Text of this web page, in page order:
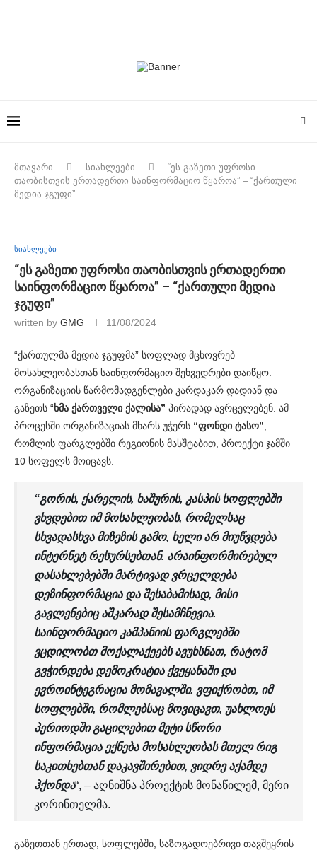
მთავარი სიახლეები
“ეს გაზეთი უფროსი
თაობისთვის ერთადერთი საინფორმაციო წყაროა” – “ქართული
მედია ჯგუფი”
სიახლეები
“ეს გაზეთი უფროსი თაობისთვის ერთადერთი
საინფორმაციო წყაროა” – “ქართული მედია
ჯგუფი”
written by GMG 11/08/2024
“ქართულმა მედია ჯგუფმა” სოფლად მცხოვრებ
მოსახლეობასთან საინფორმაციო შეხვედრები დაიწყო.
ორგანიზაციის წარმომადგენლები კარდაკარ დადიან და
გაზეთს “ხმა ქართველი ქალისა” პირადად ავრცელებენ. ამ
პროცესში ორგანიზაციას მხარს უჭერს “ფონდი ტასო”
რომლის ფარგლებში რეგიონის მასშტაბით, პროექტი ჯამში
10 სოფელს მოიცავს.
“გორის, ქარელის, ხაშურის, კასპის სოფლებში
ვხვდებით იმ მოსახლეობას, რომელსაც
სხვადასხვა მიზეზის გამო, ხელი არ მიუწვდება
ინტერნეტ რესურსებთან. არაინფორმირებულ
დასახლებებში მარტივად ვრცელდება
დეზინფორმაცია და შესაბამისად, მისი
გავლენებიც აშკარად შესამჩნევია.
საინფორმაციო კამპანიის ფარგლებში
ვცდილობთ მოქალაქეებს ავუხსნათ, რატომ
გვჭირდება დემოკრატია ქვეყანაში და
ევროინტეგრაცია მომავალში. ვფიქრობთ, იმ
სოფლებში, რომლებსაც მოვიცავთ, უახლოეს
პერიოდში გაცილებით მეტი სწორი
ინფორმაცია ექნება მოსახლეობას მთელ რიგ
საკითხებთან დაკავშირებით, ვიდრე აქამდე
ჰქონდა“, – აღნიშნა პროექტის მონაწილემ, მერი
კორინთელმა.
გაზეთთან ერთად, სოფლებში, საზოგადოებრივი თავშეყრის